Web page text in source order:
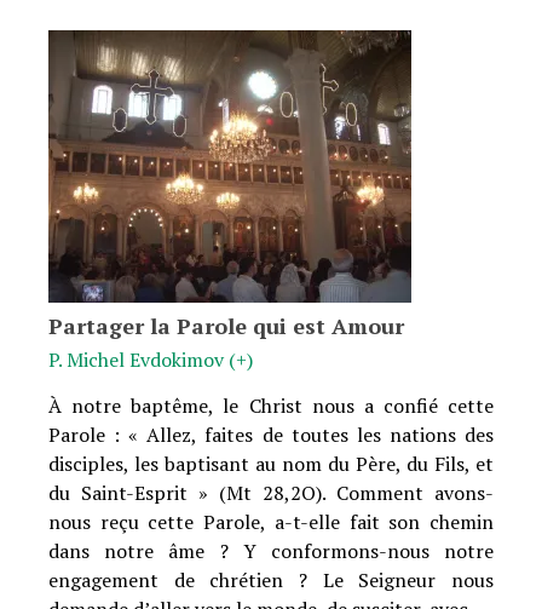
Partager la Parole qui est Amour
P. Michel Evdokimov (+)
À notre baptême, le Christ nous a confié cette
Parole : « Allez, faites de toutes les nations des
disciples, les baptisant au nom du Père, du Fils, et
du Saint-Esprit » (Mt 28,2O). Comment avons-
nous reçu cette Parole, a-t-elle fait son chemin
dans notre âme ? Y conformons-nous notre
engagement de chrétien ? Le Seigneur nous